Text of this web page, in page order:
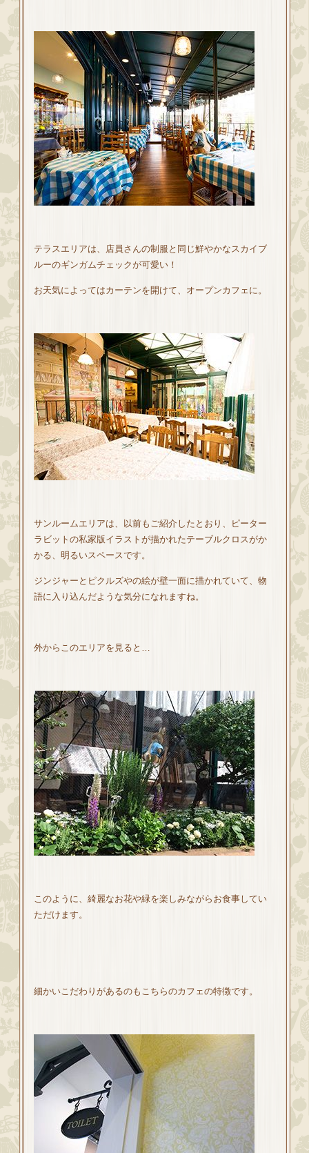
テラスエリアは、店員さんの制服と同じ鮮やかなスカイブ
ルーのギンガムチェックが可愛い！
お天気によってはカーテンを開けて、オープンカフェに。
サンルームエリアは、以前もご紹介したとおり、ピーター
ラビットの私家版イラストが描かれたテーブルクロスがか
かる、明るいスペースです。
ジンジャーとピクルズやの絵が壁一面に描かれていて、物
語に入り込んだような気分になれますね。
外からこのエリアを見ると…
このように、綺麗なお花や緑を楽しみながらお食事してい
ただけます。
細かいこだわりがあるのもこちらのカフェの特徴です。